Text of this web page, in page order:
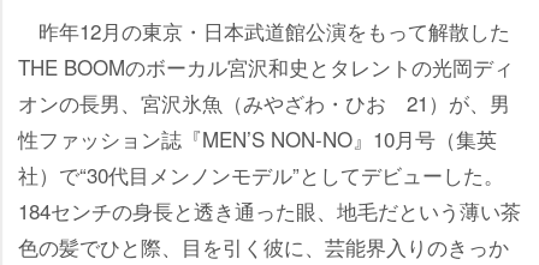
昨年12月の東京・日本武道館公演をもって解散した
THE BOOMのボーカル宮沢和史とタレントの光岡ディ
オンの長男、宮沢氷魚（みやざわ・ひお 21）が、男
性ファッション誌『MEN’S NON-NO』10月号（集英
社）で“30代目メンノンモデル”としてデビューした。
184センチの身長と透き通った眼、地毛だという薄い茶
色の髪でひと際、目を引く彼に、芸能界入りのきっか